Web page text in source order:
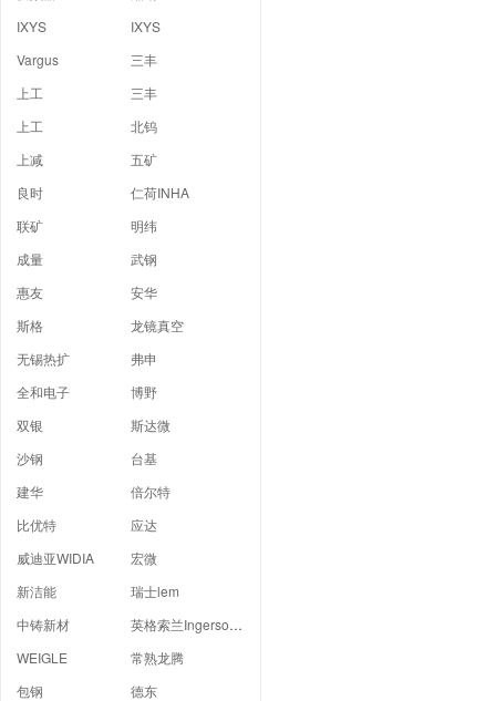
IXYS
IXYS
Vargus
三丰
上工
三丰
上工
北钨
上减
五矿
良时
仁荷INHA
联矿
明纬
成量
武钢
惠友
安华
斯格
龙镜真空
无锡热扩
弗申
全和电子
博野
双银
斯达微
沙钢
台基
建华
倍尔特
比优特
应达
威迪亚WIDIA
宏微
新洁能
瑞士lem
中铸新材
英格索兰Ingersoll Rand
WEIGLE
常熟龙腾
包钢
德东